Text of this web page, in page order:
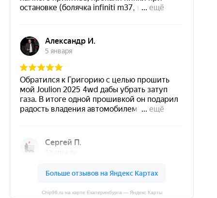
Chip96.ru на карте Екатеринбурга — Яндекс Карты